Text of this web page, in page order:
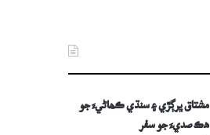
مشتاق ڀرڳڙي ۽ سنڌي ڪھاڻيءَ جو
ھڪ صديءَ جو سفر